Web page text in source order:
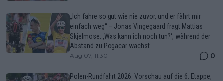
„Ich fahre so gut wie nie zuvor, und er fährt mir
einfach weg“ – Jonas Vingegaard fragt Mattias
Skjelmose: ‚Was kann ich noch tun?‘, während der
Abstand zu Pogacar wächst
Aug 07, 11:30 0
Polen-Rundfahrt 2026: Vorschau auf die 6. Etappe,